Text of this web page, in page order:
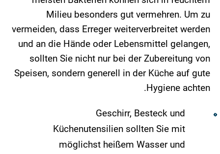
Milieu besonders gut vermehren. Um zu
vermeiden, dass Erreger weiterverbreitet werden
und an die Hände oder Lebensmittel gelangen,
sollten Sie nicht nur bei der Zubereitung von
Speisen, sondern generell in der Küche auf gute
Hygiene achten.
Geschirr, Besteck und
Küchenutensilien sollten Sie mit
möglichst heißem Wasser und